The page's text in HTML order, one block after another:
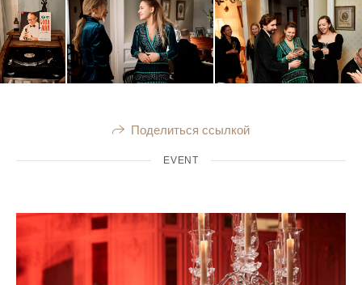
Поделиться ссылкой
EVENT